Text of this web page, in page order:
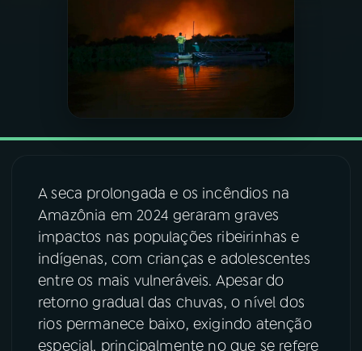
PROGRAMAS
PODCASTS
08FESTIVAL DE MÚSICA
ACOMPANHE A RÁDIO NACIONAL
YouTube Facebook
A seca prolongada e os incêndios na
Amazônia em 2024 geraram graves
impactos nas populações ribeirinhas e
indígenas, com crianças e adolescentes
entre os mais vulneráveis. Apesar do
retorno gradual das chuvas, o nível dos
rios permanece baixo, exigindo atenção
especial, principalmente no que se refere